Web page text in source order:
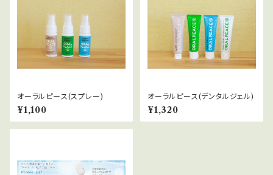
オーラルピース(スプレー)
¥1,100
オーラルピース(デンタルジェル)
¥1,320